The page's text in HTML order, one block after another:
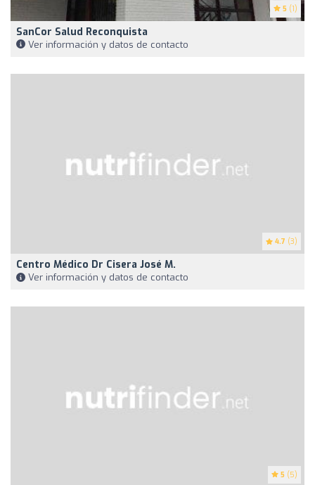
5 (1)
SanCor Salud Reconquista
Ver información y datos de contacto
4.7 (3)
Centro Médico Dr Cisera José M.
Ver información y datos de contacto
5 (5)